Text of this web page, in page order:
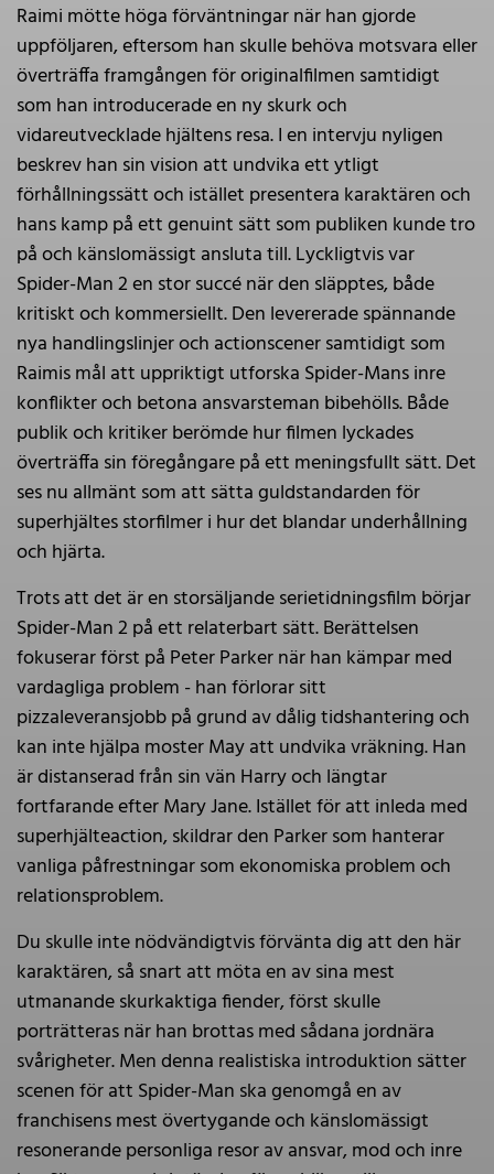
Raimi mötte höga förväntningar när han gjorde
uppföljaren, eftersom han skulle behöva motsvara eller
överträffa framgången för originalfilmen samtidigt
som han introducerade en ny skurk och
vidareutvecklade hjältens resa. I en intervju nyligen
beskrev han sin vision att undvika ett ytligt
förhållningssätt och istället presentera karaktären och
hans kamp på ett genuint sätt som publiken kunde tro
på och känslomässigt ansluta till. Lyckligtvis var
Spider-Man 2 en stor succé när den släpptes, både
kritiskt och kommersiellt. Den levererade spännande
nya handlingslinjer och actionscener samtidigt som
Raimis mål att uppriktigt utforska Spider-Mans inre
konflikter och betona ansvarsteman bibehölls. Både
publik och kritiker berömde hur filmen lyckades
överträffa sin föregångare på ett meningsfullt sätt. Det
ses nu allmänt som att sätta guldstandarden för
superhjältes storfilmer i hur det blandar underhållning
och hjärta.
Trots att det är en storsäljande serietidningsfilm börjar
Spider-Man 2 på ett relaterbart sätt. Berättelsen
fokuserar först på Peter Parker när han kämpar med
vardagliga problem - han förlorar sitt
pizzaleveransjobb på grund av dålig tidshantering och
kan inte hjälpa moster May att undvika vräkning. Han
är distanserad från sin vän Harry och längtar
fortfarande efter Mary Jane. Istället för att inleda med
superhjälteaction, skildrar den Parker som hanterar
vanliga påfrestningar som ekonomiska problem och
relationsproblem.
Du skulle inte nödvändigtvis förvänta dig att den här
karaktären, så snart att möta en av sina mest
utmanande skurkaktiga fiender, först skulle
porträtteras när han brottas med sådana jordnära
svårigheter. Men denna realistiska introduktion sätter
scenen för att Spider-Man ska genomgå en av
franchisens mest övertygande och känslomässigt
resonerande personliga resor av ansvar, mod och inre